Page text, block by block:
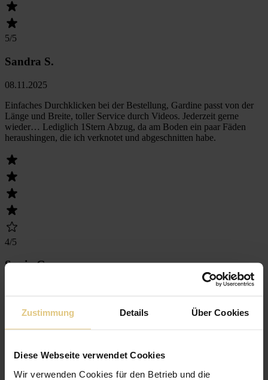
Zustimmung Details Über Cookies
Diese Webseite verwendet Cookies
Wir verwenden Cookies für den Betrieb und die
5/5
Sandra S.
08.11.2025
Einfaches Durchklicken bei der Bestellung, Gardine passt von der
Länge und Breite, toller Service durch Videos. Jederzeit gerne
wieder… Lediglich 1Stern Abzug, da am Boden ein paar Fäden
heraushingen, die ich verknotet und abgeschnitten habe.
4/5
Sonja G.
Meine Fragen wurden prompt und zu meiner Zufriedenheit
beantwortet. Die Angaben passten, die Gardinen sehen sehr gut aus.